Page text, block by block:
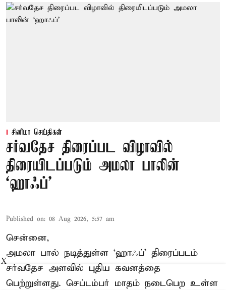
சினிமா செய்திகள்
சர்வதேச திரைப்பட விழாவில்
திரையிடப்படும் அமலா பாலின்
‘ஹாஃப்’
Published on: 08 Aug 2026, 5:57 am
சென்னை,
அமலா பால் நடித்துள்ள ‘ஹாஃப்’ திரைப்படம்
சர்வதேச அளவில் புதிய கவனத்தை
பெற்றுள்ளது. செப்டம்பர் மாதம் நடைபெற உள்ள
X